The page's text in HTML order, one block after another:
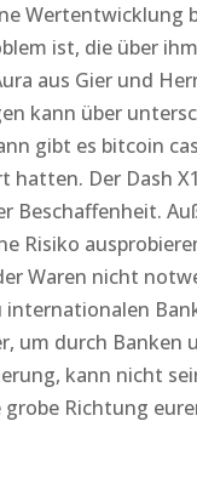
Wertentwicklung
ist, die über
aus Gier und
kann über
gibt es bitcoin
Der Dash
Beschaffenheit.
Risiko
Waren nicht
um durch Banken
kann nicht
Richtung